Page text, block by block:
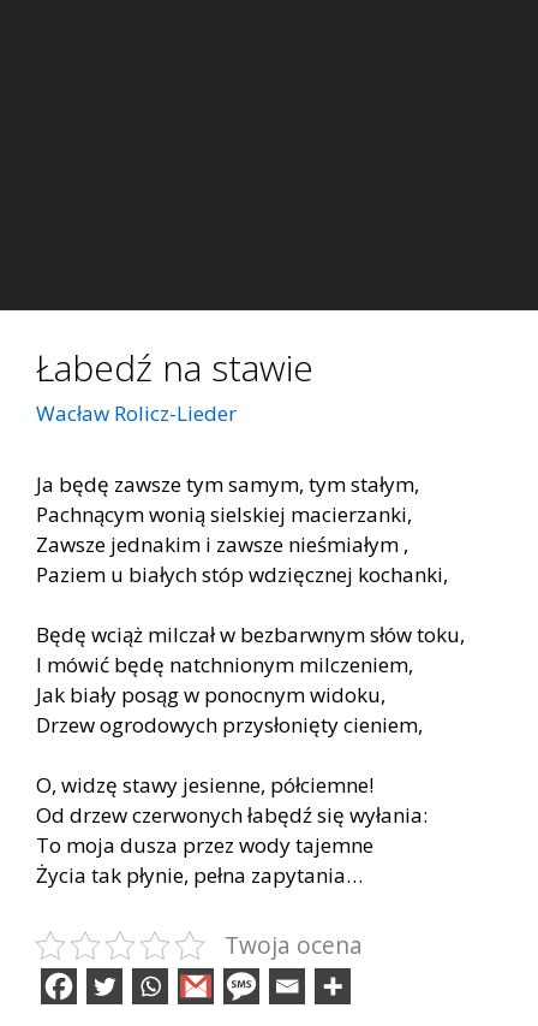
Łabedź na stawie
Wacław Rolicz-Lieder
Ja będę zawsze tym samym, tym stałym,
Pachnącym wonią sielskiej macierzanki,
Zawsze jednakim i zawsze nieśmiałym ,
Paziem u białych stóp wdzięcznej kochanki,
Będę wciąż milczał w bezbarwnym słów toku,
I mówić będę natchnionym milczeniem,
Jak biały posąg w ponocnym widoku,
Drzew ogrodowych przysłonięty cieniem,
O, widzę stawy jesienne, półciemne!
Od drzew czerwonych łabędź się wyłania:
To moja dusza przez wody tajemne
Życia tak płynie, pełna zapytania…
Twoja ocena